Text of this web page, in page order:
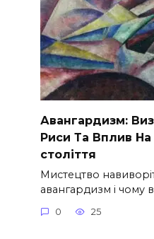
Авангардизм:
Риси Та Вплив
століття
Мистецтво
авангардизм і чому
0 25